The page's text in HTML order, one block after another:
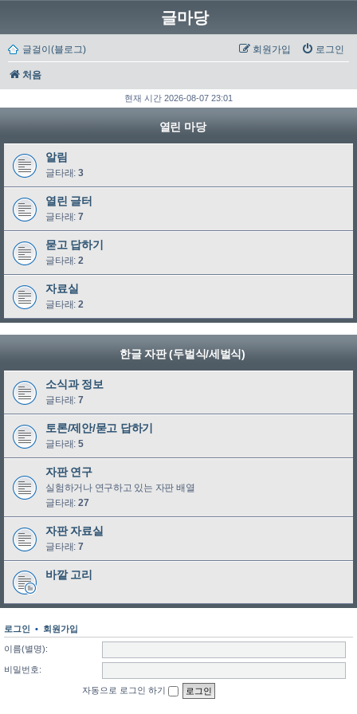
글마당
글걸이(블로그) 로그인
회원가입
처음
현재 시간 2026-08-07 23:01
열린 마당
알림
글타래: 3
열린 글터
글타래: 7
묻고 답하기
글타래: 2
자료실
글타래: 2
한글 자판 (두벌식/세벌식)
소식과 정보
글타래: 7
토론/제안/묻고 답하기
글타래: 5
자판 연구
실험하거나 연구하고 있는 자판 배열
글타래: 27
자판 자료실
글타래: 7
바깥 고리
로그인 • 회원가입
이름(별명):
비밀번호:
자동으로 로그인 하기